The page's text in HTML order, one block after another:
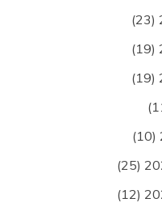
(23)
(19)
(19)
(10)
(25)
(12)